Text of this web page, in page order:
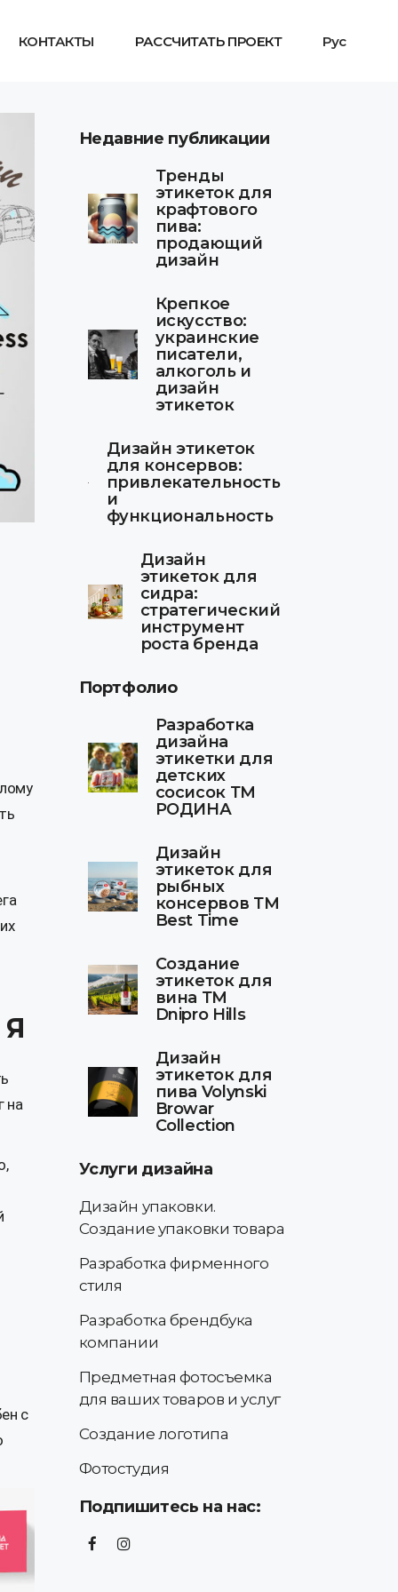
КОНТАКТЫ РАССЧИТАТЬ ПРОЕКТ Рус
на
с
Недавние публикации
Тренды
этикеток для
крафтового
пива:
продающий
дизайн
Крепкое
искусство:
украинские
писатели,
алкоголь и
дизайн
этикеток
Дизайн этикеток
для консервов:
привлекательность
и
функциональность
Дизайн
этикеток для
сидра:
стратегический
инструмент
роста бренда
Портфолио
Разработка
дизайна
этикетки для
детских
сосисок ТМ
РОДИНА
Дизайн
этикеток для
рыбных
консервов ТМ
Best Time
Создание
этикеток для
вина ТМ
Dnipro Hills
Дизайн
этикеток для
пива Volynski
Browar
Collection
Услуги дизайна
Дизайн упаковки.
Создание упаковки товара
Разработка фирменного
стиля
Разработка брендбука
компании
Предметная фотосъемка
для ваших товаров и услуг
Создание логотипа
Фотостудия
Подпишитесь на нас: